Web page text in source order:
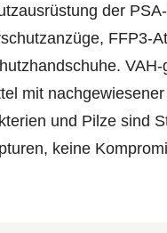
der
FFP3-
mit
und Pilze sind
keine